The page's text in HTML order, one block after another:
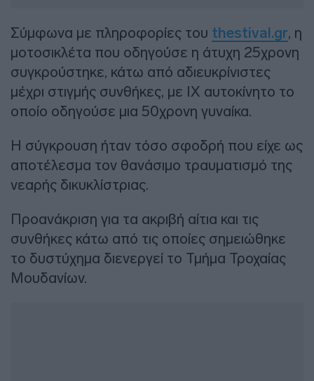
Σύμφωνα με πληροφορίες του thestival.gr, η
μοτοσικλέτα που οδηγούσε η άτυχη 25χρονη
συγκρούστηκε, κάτω από αδιευκρίνιστες
μέχρι στιγμής συνθήκες, με ΙΧ αυτοκίνητο το
οποίο οδηγούσε μια 50χρονη γυναίκα.
Η σύγκρουση ήταν τόσο σφοδρή που είχε ως
αποτέλεσμα τον θανάσιμο τραυματισμό της
νεαρής δικυκλίστριας.
Προανάκριση για τα ακριβή αίτια και τις
συνθήκες κάτω από τις οποίες σημειώθηκε
το δυστύχημα διενεργεί το Τμήμα Τροχαίας
Μουδανίων.